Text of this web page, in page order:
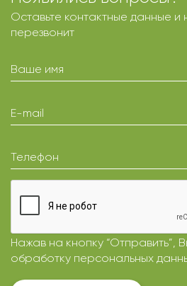
Оставьте контактные данные
перезвонит
Ваше имя
E-mail
Телефон
Нажав на кнопку “Отправить”,
обработку персональных